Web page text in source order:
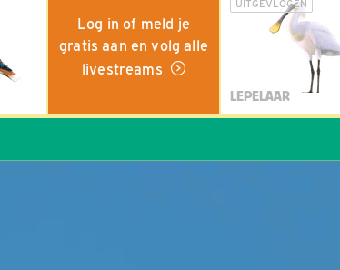
Log in of meld je
gratis aan en volg alle
livestreams
UITGEVLOGEN
LEPELAAR